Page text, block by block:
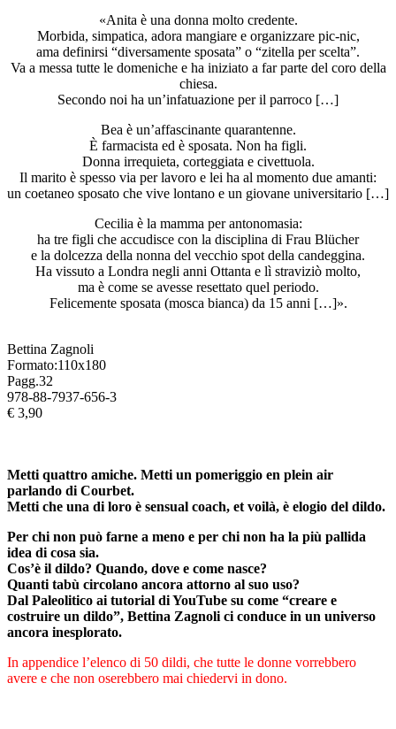
«Anita è una donna molto credente.
Morbida, simpatica, adora mangiare e organizzare pic-nic,
ama definirsi “diversamente sposata” o “zitella per scelta”.
Va a messa tutte le domeniche e ha iniziato a far parte del coro della
chiesa.
Secondo noi ha un’infatuazione per il parroco […]
Bea è un’affascinante quarantenne.
È farmacista ed è sposata. Non ha figli.
Donna irrequieta, corteggiata e civettuola.
Il marito è spesso via per lavoro e lei ha al momento due amanti:
un coetaneo sposato che vive lontano e un giovane universitario […]
Cecilia è la mamma per antonomasia:
ha tre figli che accudisce con la disciplina di Frau Blücher
e la dolcezza della nonna del vecchio spot della candeggina.
Ha vissuto a Londra negli anni Ottanta e lì straviziò molto,
ma è come se avesse resettato quel periodo.
Felicemente sposata (mosca bianca) da 15 anni […]».
Bettina Zagnoli
Formato:110x180
Pagg.32
978-88-7937-656-3
€ 3,90
Metti quattro amiche. Metti un pomeriggio en plein air
parlando di Courbet.
Metti che una di loro è sensual coach, et voilà, è elogio del dildo.
Per chi non può farne a meno e per chi non ha la più pallida
idea di cosa sia.
Cos’è il dildo? Quando, dove e come nasce?
Quanti tabù circolano ancora attorno al suo uso?
Dal Paleolitico ai tutorial di YouTube su come “creare e
costruire un dildo”, Bettina Zagnoli ci conduce in un universo
ancora inesplorato.
In appendice l’elenco di 50 dildi, che tutte le donne vorrebbero
avere e che non oserebbero mai chiedervi in dono.